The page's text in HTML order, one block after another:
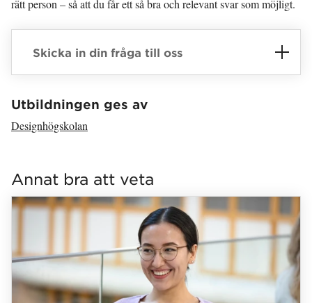
rätt person – så att du får ett så bra och relevant svar som möjligt.
Skicka in din fråga till oss
Har hämtat avsändare.
Utbildningen ges av
Designhögskolan
hämtat länkar.
Annat bra att veta